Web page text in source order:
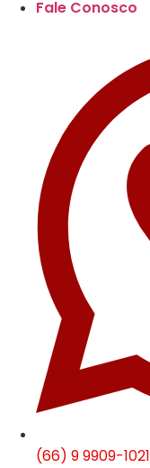
Fale Conosco
(66) 9 9909-1021